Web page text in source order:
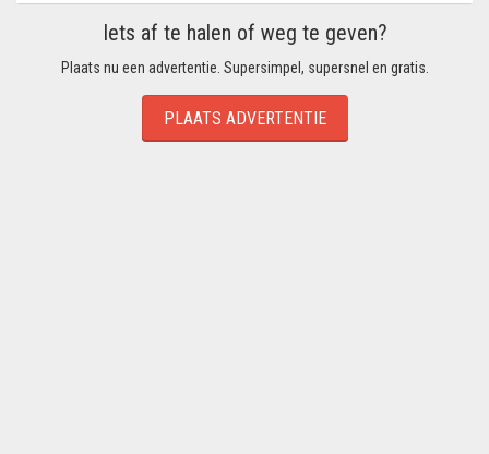
Iets af te halen of weg te geven?
Plaats nu een advertentie. Supersimpel, supersnel en gratis.
PLAATS ADVERTENTIE